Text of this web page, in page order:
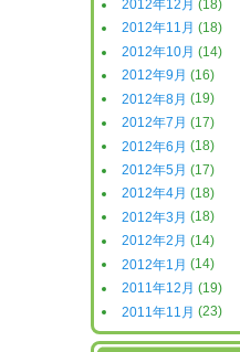
2012年12月 (18)
2012年11月 (18)
2012年10月 (14)
2012年9月 (16)
2012年8月 (19)
2012年7月 (17)
2012年6月 (18)
2012年5月 (17)
2012年4月 (18)
2012年3月 (18)
2012年2月 (14)
2012年1月 (14)
2011年12月 (19)
2011年11月 (23)